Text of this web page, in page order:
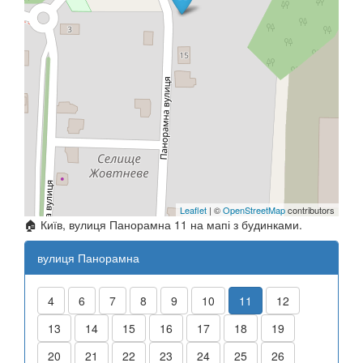
Leaflet | ©OpenStreetMapcontributors
🏠 Київ, вулиця Панорамна 11 на мапі з будинками.
вулиця Панорамна
4 6 7 8 9 10 11
12
13
14 15 16 17 18
19
20
21 22 23 24 25 26